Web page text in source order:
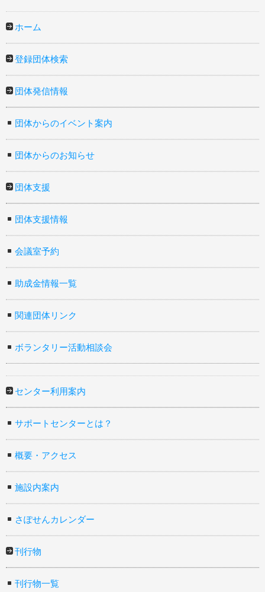
ホーム
登録団体検索
団体発信情報
団体からのイベント案内
団体からのお知らせ
団体支援
団体支援情報
会議室予約
助成金情報一覧
関連団体リンク
ボランタリー活動相談会
センター利用案内
サポートセンターとは？
概要・アクセス
施設内案内
さぽせんカレンダー
刊行物
刊行物一覧